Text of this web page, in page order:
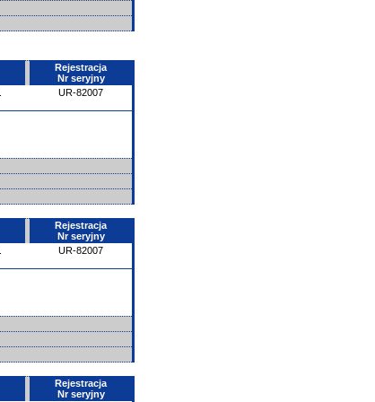
Rejestracja
Nr seryjny
UR-82007
Rejestracja
Nr seryjny
UR-82007
Rejestracja
Nr seryjny